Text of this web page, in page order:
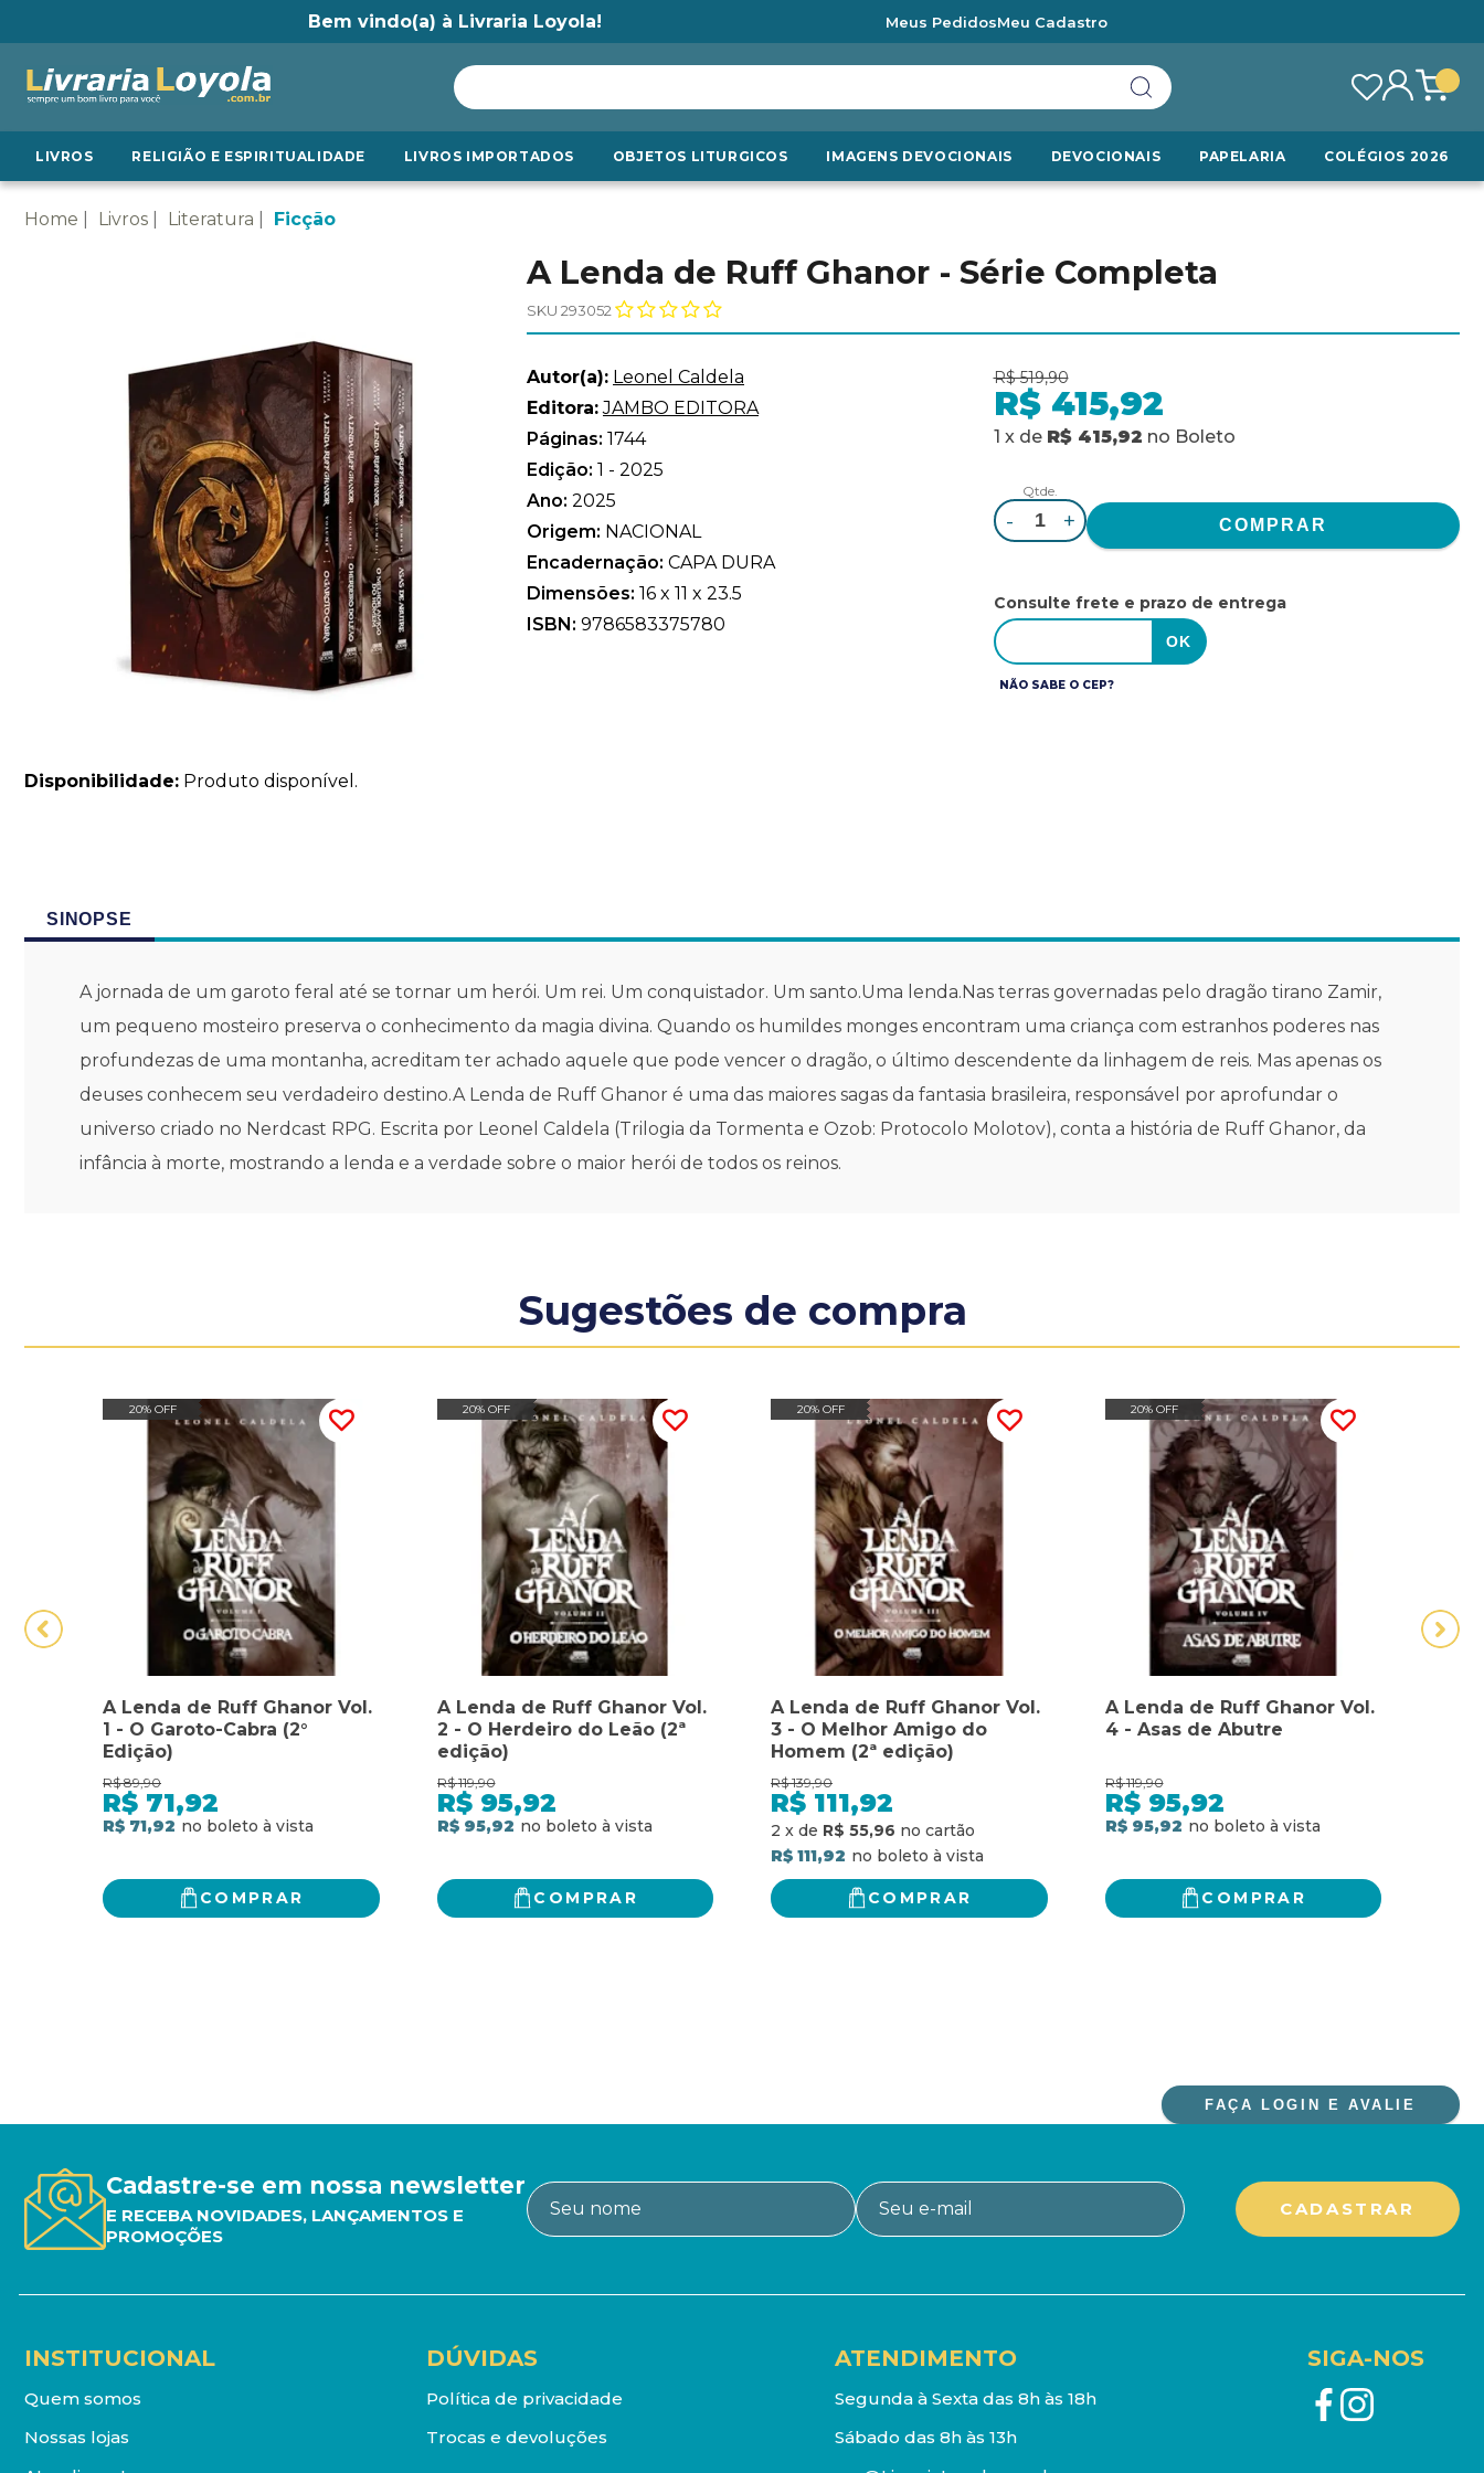
Bem vindo(a) à Livraria Loyola! Meus PedidosMeu Cadastro
LIVROS RELIGIÃO E ESPIRITUALIDADE LIVROS IMPORTADOS OBJETOS LITURGICOS IMAGENS DEVOCIONAIS DEVOCIONAIS PAPELARIA COLÉGIOS 2026
Home Livros Literatura Ficção
Disponibilidade: Produto disponível.
A Lenda de Ruff Ghanor - Série Completa
SKU 293052
Autor(a): Leonel Caldela
Editora: JAMBO EDITORA
Páginas: 1744
Edição: 1 - 2025
Ano: 2025
Origem: NACIONAL
Encadernação: CAPA DURA
Dimensões: 16 x 11 x 23.5
ISBN: 9786583375780
R$ 519,90
R$ 415,92
1 x de R$ 415,92 no Boleto
Qtde.
- +
Consulte frete e prazo de entrega
NÃO SABE O CEP?
SINOPSE
A jornada de um garoto feral até se tornar um herói. Um rei. Um conquistador. Um santo.Uma lenda.Nas terras governadas pelo dragão tirano Zamir,
um pequeno mosteiro preserva o conhecimento da magia divina. Quando os humildes monges encontram uma criança com estranhos poderes nas
profundezas de uma montanha, acreditam ter achado aquele que pode vencer o dragão, o último descendente da linhagem de reis. Mas apenas os
deuses conhecem seu verdadeiro destino.A Lenda de Ruff Ghanor é uma das maiores sagas da fantasia brasileira, responsável por aprofundar o
universo criado no Nerdcast RPG. Escrita por Leonel Caldela (Trilogia da Tormenta e Ozob: Protocolo Molotov), conta a história de Ruff Ghanor, da
infância à morte, mostrando a lenda e a verdade sobre o maior herói de todos os reinos.
Sugestões de compra
20% OFF
A Lenda de Ruff Ghanor Vol.
1 - O Garoto-Cabra (2°
Edição)
R$ 89,90
R$ 71,92
R$ 71,92
COMPRAR
20% OFF
A Lenda de Ruff Ghanor Vol.
2 - O Herdeiro do Leão (2ª
edição)
R$ 119,90
R$ 95,92
R$ 95,92
COMPRAR
20% OFF
A Lenda de Ruff Ghanor Vol.
3 - O Melhor Amigo do
Homem (2ª edição)
R$ 139,90
R$ 111,92
2 x de R$ 55,96
R$ 111,92
COMPRAR
20% OFF
A Lenda de Ruff Ghanor Vol.
4 - Asas de Abutre
R$ 119,90
R$ 95,92
R$ 95,92
COMPRAR
FAÇA LOGIN E AVALIE
Cadastre-se em nossa newsletter
E RECEBA NOVIDADES, LANÇAMENTOS E
PROMOÇÕES
INSTITUCIONAL
Quem somos
Nossas lojas
DÚVIDAS
Política de privacidade
Trocas e devoluções
ATENDIMENTO
Segunda à Sexta das 8h às 18h
Sábado das 8h às 13h
SIGA-NOS